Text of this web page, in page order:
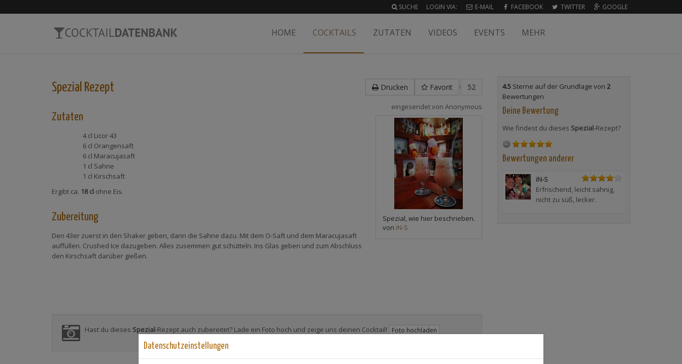
SUCHE LOGIN VIA: E-MAIL FACEBOOK TWITTER GOOGLE
HOME COCKTAILS ZUTATEN VIDEOS EVENTS MEHR
Drucken Favorit 52
Spezial Rezept
eingesendet von Anonymous
Spezial, wie hier beschrieben.
von iN-S
Zutaten
4 cl Licor 43
6 cl Orangensaft
6 cl Maracujasaft
1 cl Sahne
1 cl Kirschsaft
Ergibt ca. 18 cl ohne Eis.
Zubereitung
Den 43er zuerst in den Shaker geben, dann die Sahne dazu. Mit dem O-Saft und dem Maracujasaft
auffüllen. Crushed Ice dazugeben. Alles zusemmen gut schütteln. Ins Glas geben und zum Abschluss
den Kirschsaft darüber gießen.
Hast du dieses Spezial-Rezept auch zubereitet? Lade ein Foto hoch und zeige uns deinen Cocktail! Foto hochladen
4.5Sterne auf der Grundlage von 2
Bewertungen
Deine Bewertung
Wie findest du dieses Spezial-Rezept?
Bewertungen anderer
iN-S
Erfrischend, leicht sahnig,
nicht zu süß, lecker.
Datenschutzeinstellungen